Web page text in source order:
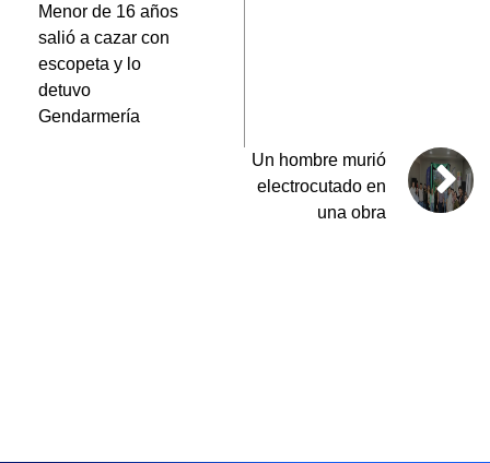
Menor de 16 años
salió a cazar con
escopeta y lo
detuvo
Gendarmería
Un hombre murió
electrocutado en
una obra